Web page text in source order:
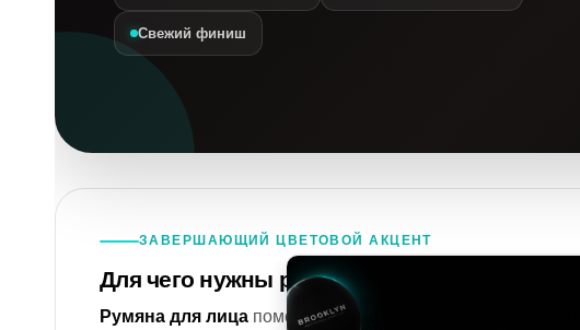
Свежий финиш
ЗАВЕРШАЮЩИЙ ЦВЕТОВОЙ АКЦЕНТ
Для чего нужны румяна?
Румяна для лица помогают вернуть коже естественный